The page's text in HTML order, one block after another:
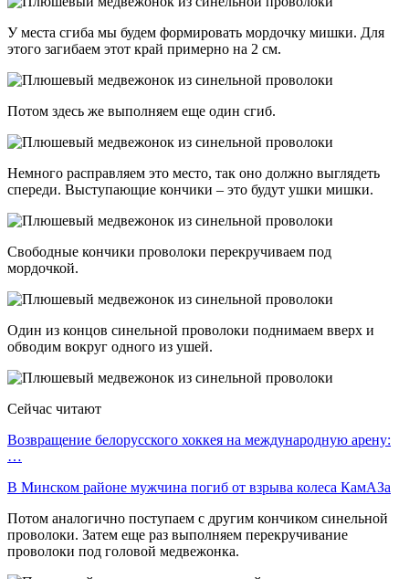
У места сгиба мы будем формировать мордочку мишки. Для
этого загибаем этот край примерно на 2 см.
Потом здесь же выполняем еще один сгиб.
Немного расправляем это место, так оно должно выглядеть
спереди. Выступающие кончики – это будут ушки мишки.
Свободные кончики проволоки перекручиваем под
мордочкой.
Один из концов синельной проволоки поднимаем вверх и
обводим вокруг одного из ушей.
Сейчас читают
Возвращение белорусского хоккея на международную арену:
…
В Минском районе мужчина погиб от взрыва колеса КамАЗа
Потом аналогично поступаем с другим кончиком синельной
проволоки. Затем еще раз выполняем перекручивание
проволоки под головой медвежонка.